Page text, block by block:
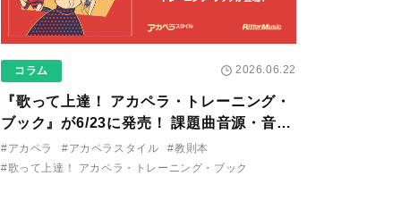
コラム 2026.06.22
『歌って上達！ アカペラ・トレーニング・
ブック』が6/23に発売！ 課題曲音源・音取
り用アプリを公開。
#アカペラ #アカペラスタイル
#教則本
#歌って上達！ アカペラ・トレーニング・ブック